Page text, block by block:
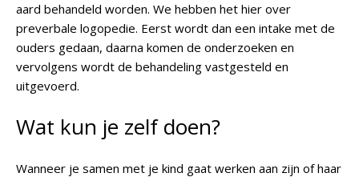
aard behandeld worden. We hebben het hier over
preverbale logopedie. Eerst wordt dan een intake met de
ouders gedaan, daarna komen de onderzoeken en
vervolgens wordt de behandeling vastgesteld en
uitgevoerd.
Wat kun je zelf doen?
Wanneer je samen met je kind gaat werken aan zijn of haar